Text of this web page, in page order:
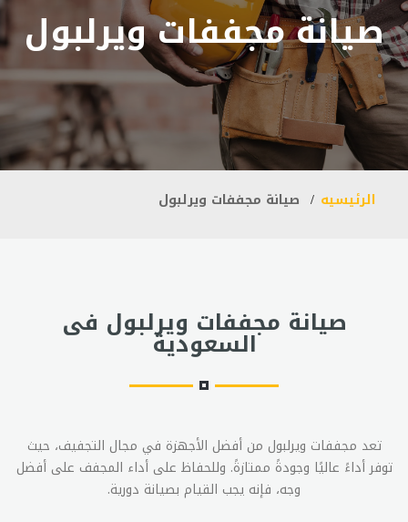
صيانة مجففات ويرلبول
الرئيسيه صيانة مجففات ويرلبول
صيانة مجففات ويرلبول فى
السعودية
تعد مجففات ويرلبول من أفضل الأجهزة في مجال التجفيف، حيث
توفر أداءً عاليًا وجودةً ممتازةً. وللحفاظ على أداء المجفف على أفضل
وجه، فإنه يجب القيام بصيانة دورية.